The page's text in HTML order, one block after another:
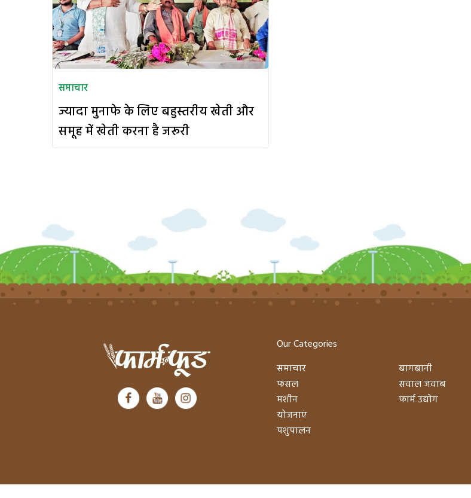
समाचार
ज्यादा मुनाफे के लिए बहुस्तरीय खेती और
समूह में खेती करना है जरूरी
Our Categories
समाचार
फसल
मशीन
योजनाएं
पशुपालन
बागबानी
सवाल जवाब
फार्म उद्योग